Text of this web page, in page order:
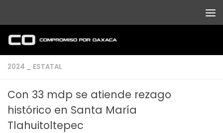
2024 _ ESTATAL
Con 33 mdp se atiende rezago
histórico en Santa María
Tlahuitoltepec